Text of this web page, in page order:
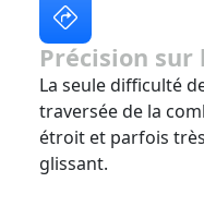
Précision
La seule difficulté
traversée de la
étroit et parfois
glissant.